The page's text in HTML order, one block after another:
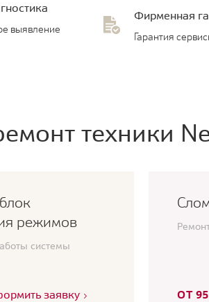
выявление
Фирменная
Гарантия
техники
режимов
системы
заявку ОТ